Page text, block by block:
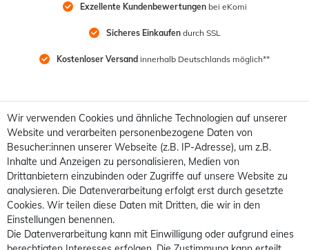
Exzellente Kundenbewertungen bei eKomi
Sicheres Einkaufen durch SSL
Kostenloser Versand innerhalb Deutschlands möglich**
Wir verwenden Cookies und ähnliche Technologien auf unserer
Website und verarbeiten personenbezogene Daten von
Besucher:innen unserer Webseite (z.B. IP-Adresse), um z.B.
Inhalte und Anzeigen zu personalisieren, Medien von
Drittanbietern einzubinden oder Zugriffe auf unsere Website zu
analysieren. Die Datenverarbeitung erfolgt erst durch gesetzte
Cookies. Wir teilen diese Daten mit Dritten, die wir in den
Einstellungen benennen.
Die Datenverarbeitung kann mit Einwilligung oder aufgrund eines